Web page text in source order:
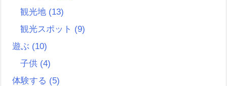
観光地 (13)
観光スポット (9)
遊ぶ (10)
子供 (4)
体験する (5)